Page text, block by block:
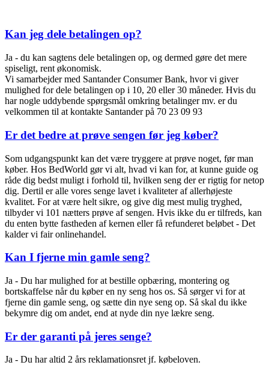
Kan jeg dele betalingen op?
Ja - du kan sagtens dele betalingen op, og dermed gøre det mere
spiseligt, rent økonomisk.
Vi samarbejder med Santander Consumer Bank, hvor vi giver
mulighed for dele betalingen op i 10, 20 eller 30 måneder. Hvis du
har nogle uddybende spørgsmål omkring betalinger mv. er du
velkommen til at kontakte Santander på 70 23 09 93
Er det bedre at prøve sengen før jeg køber?
Som udgangspunkt kan det være tryggere at prøve noget, før man
køber. Hos BedWorld gør vi alt, hvad vi kan for, at kunne guide og
råde dig bedst muligt i forhold til, hvilken seng der er rigtig for netop
dig. Dertil er alle vores senge lavet i kvaliteter af allerhøjeste
kvalitet. For at være helt sikre, og give dig mest mulig tryghed,
tilbyder vi 101 nætters prøve af sengen. Hvis ikke du er tilfreds, kan
du enten bytte fastheden af kernen eller få refunderet beløbet - Det
kalder vi fair onlinehandel.
Kan I fjerne min gamle seng?
Ja - Du har mulighed for at bestille opbæring, montering og
bortskaffelse når du køber en ny seng hos os. Så sørger vi for at
fjerne din gamle seng, og sætte din nye seng op. Så skal du ikke
bekymre dig om andet, end at nyde din nye lækre seng.
Er der garanti på jeres senge?
Ja - Du har altid 2 års reklamationsret jf. købeloven.